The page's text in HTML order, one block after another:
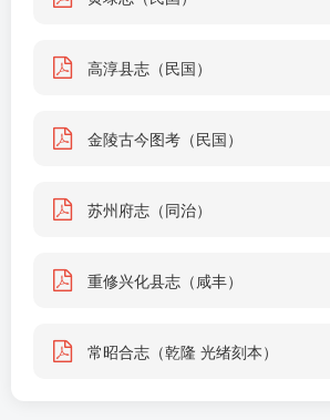
高淳县志（民国）
金陵古今图考（民国）
苏州府志（同治）
重修兴化县志（咸丰）
常昭合志（乾隆 光绪刻本）